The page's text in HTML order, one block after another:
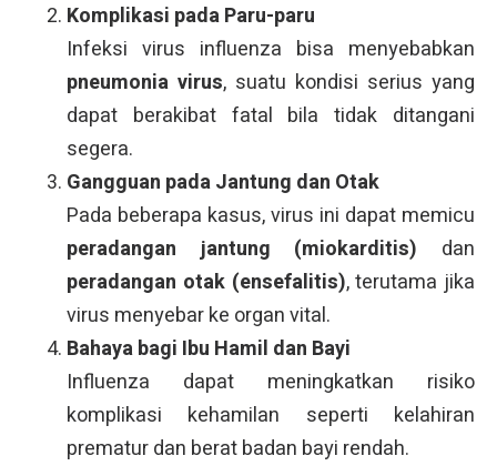
Komplikasi pada Paru-paru
Infeksi virus influenza bisa menyebabkan
pneumonia virus, suatu kondisi serius yang
dapat berakibat fatal bila tidak ditangani
segera.
Gangguan pada Jantung dan Otak
Pada beberapa kasus, virus ini dapat memicu
peradangan jantung (miokarditis) dan
peradangan otak (ensefalitis), terutama jika
virus menyebar ke organ vital.
Bahaya bagi Ibu Hamil dan Bayi
Influenza dapat meningkatkan risiko
komplikasi kehamilan seperti kelahiran
prematur dan berat badan bayi rendah.